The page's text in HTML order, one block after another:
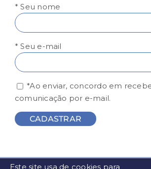
* Seu nome
* Seu e-mail
*Ao enviar, concordo em
comunicação por e-mail.
Este site usa de cookies para